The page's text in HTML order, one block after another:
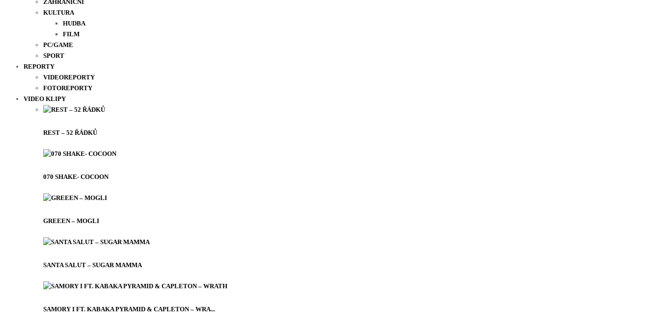
ZAHRANIČNÍ
KULTURA
HUDBA
FILM
PC/GAME
SPORT
REPORTY
VIDEOREPORTY
FOTOREPORTY
VIDEO KLIPY
REST – 52 ŘÁDKŮ
070 SHAKE- COCOON
GREEEN – MOGLI
SANTA SALUT – SUGAR MAMMA
SAMORY I FT. KABAKA PYRAMID & CAPLETON – WRA...